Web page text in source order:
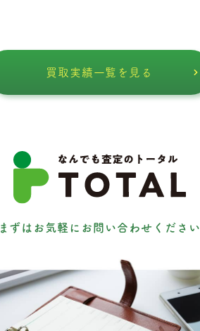
買取実績一覧を見る
まずはお気軽にお問い合わせください